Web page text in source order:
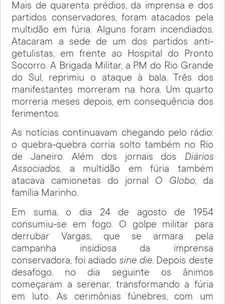
Mais de quarenta prédios, da imprensa e dos
partidos conservadores, foram atacados pela
multidão em fúria. Alguns foram incendiados.
Atacaram a sede de um dos partidos anti-
getulistas, em frente ao Hospital do Pronto
Socorro. A Brigada Militar, a PM do Rio Grande
do Sul, reprimiu o ataque à bala. Três dos
manifestantes morreram na hora. Um quarto
morreria meses depois, em consequência dos
ferimentos.
As notícias continuavam chegando pelo rádio:
o quebra-quebra corria solto também no Rio
de Janeiro. Além dos jornais dos
Diários
Associados, a multidão em fúria também
atacava camionetas do jornal O Globo, da
família Marinho.
Em suma, o dia 24 de agosto de 1954
consumiu-se em fogo. O golpe militar para
derrubar Vargas, que se armara pela
campanha insidiosa da imprensa
conservadora, foi adiado sine die. Depois deste
desafogo, no dia seguinte os ânimos
começaram a serenar, transformando a fúria
em luto. As cerimônias fúnebres, com um